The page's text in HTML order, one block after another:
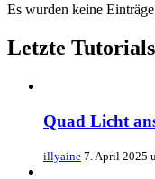
Es wurden keine
Letzte Tutorials
Quad Licht
illyaine 7. April 2025